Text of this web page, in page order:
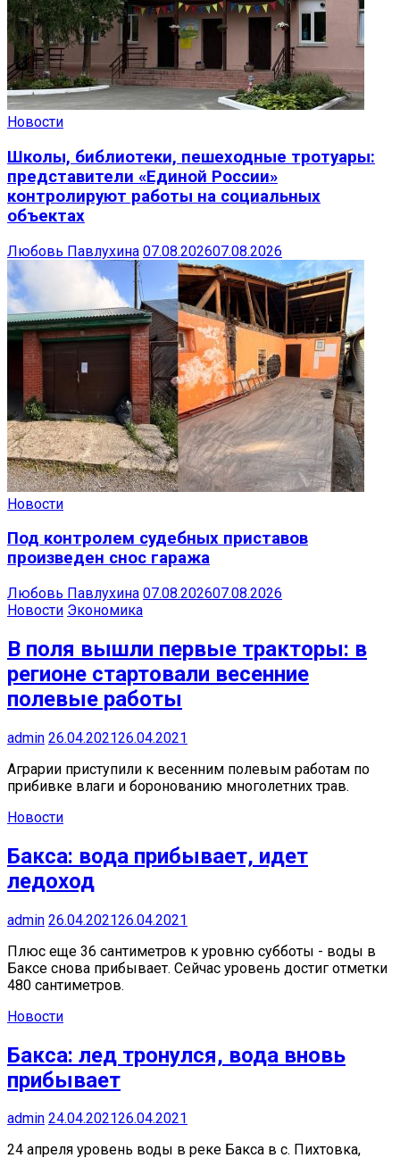
Новости
Школы, библиотеки, пешеходные тротуары:
представители «Единой России»
контролируют работы на социальных
объектах
Любовь Павлухина 07.08.202607.08.2026
Новости
Под контролем судебных приставов
произведен снос гаража
Любовь Павлухина 07.08.202607.08.2026
Новости Экономика
В поля вышли первые тракторы: в
регионе стартовали весенние
полевые работы
admin 26.04.202126.04.2021
Аграрии приступили к весенним полевым работам по
прибивке влаги и боронованию многолетних трав.
Новости
Бакса: вода прибывает, идет
ледоход
admin 26.04.202126.04.2021
Плюс еще 36 сантиметров к уровню субботы - воды в
Баксе снова прибывает. Сейчас уровень достиг отметки
480 сантиметров.
Новости
Бакса: лед тронулся, вода вновь
прибывает
admin 24.04.202126.04.2021
24 апреля уровень воды в реке Бакса в с. Пихтовка,